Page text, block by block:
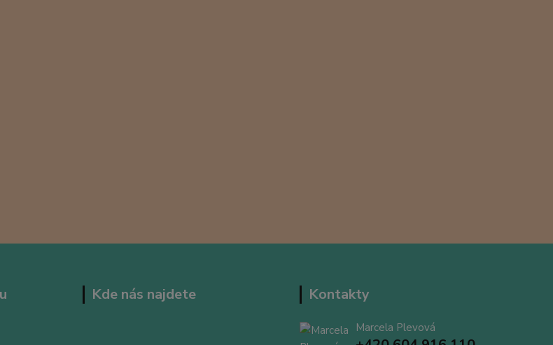
Kde nás najdete Kontakty
Marcela Plevová